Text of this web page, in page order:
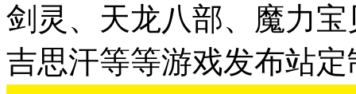
剑灵、天龙八部、魔力
吉思汗等等游戏发布站定